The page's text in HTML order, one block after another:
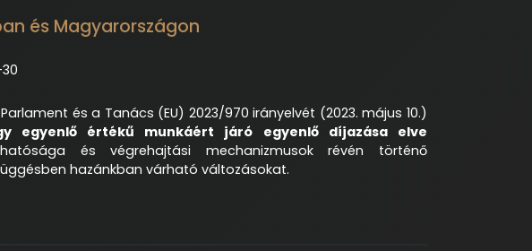
és Magyarországon
és a Tanács (EU) 2023/970 irányelvét (2023. május 10.)
egyenlő értékű munkáért járó egyenlő díjazása elve
és végrehajtási mechanizmusok révén történő
hazánkban várható változásokat.